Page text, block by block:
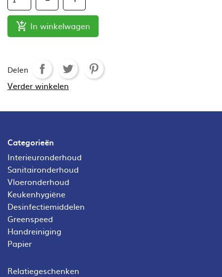
 In winkelwagen
Delen
Verder winkelen
Categorieën
Interieuronderhoud
Sanitaironderhoud
Vloeronderhoud
Keukenhygiëne
Desinfectiemiddelen
Greenspeed
Handreiniging
Papier
Relatiegeschenken